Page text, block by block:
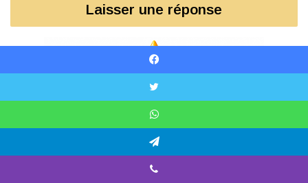
Laisser une réponse
Facebook
X
WhatsApp
Telegram